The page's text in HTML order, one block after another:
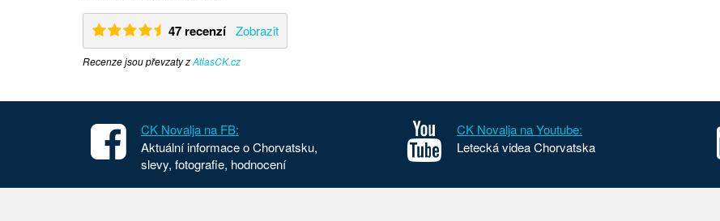
47 recenzí Zobrazit
Recenze jsou převzaty zAtlasCK.cz
CK Novalja na FB:
Aktuální informace o Chorvatsku,
slevy, fotografie, hodnocení
CK Novalja na Youtube:
Letecká videa Chorvatska